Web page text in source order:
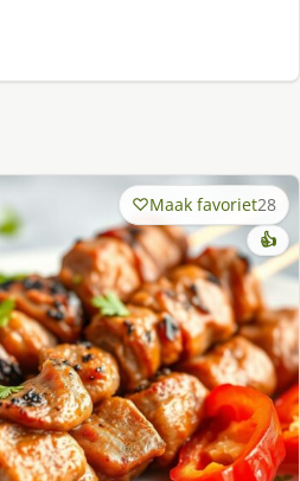
Maak favoriet28
👍